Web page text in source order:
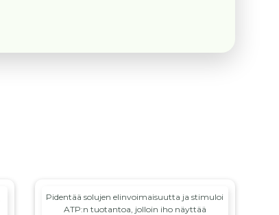
Pidentää solujen elinvoimaisuutta ja stimuloi
ATP:n tuotantoa, jolloin iho näyttää